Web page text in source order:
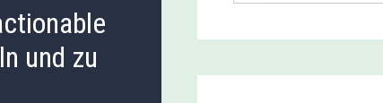
und zu